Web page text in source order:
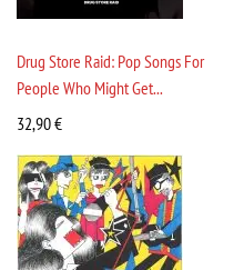
Drug Store Raid: Pop Songs For
People Who Might Get...
32,90€